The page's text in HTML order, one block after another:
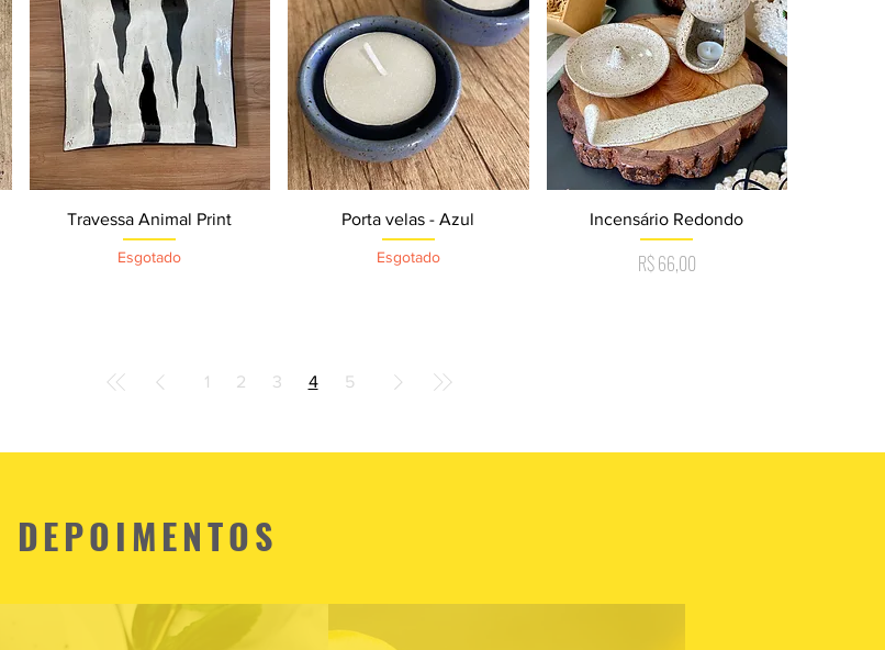
Visualização rápida
Travessa Animal Print
Esgotado
Visualização rápida
Porta velas - Azul
Esgotado
Visualização rápida
Incensário Redondo
Preço
R$ 66,00
1 2 3 4 5
DEPOIMENTOS